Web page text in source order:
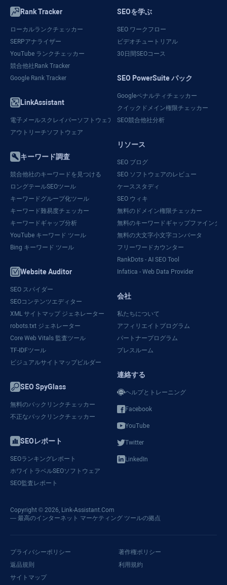
Rank Tracker
ローカルランクチェッカー
SERPアナライザー
YouTube ランクチェッカー
競合他社Rank Tracker
Google Rank Tracker
LinkAssistant
電子メールスクレイパーソフトウェア
アウトリーチソフトウェア
キーワード調査
競合他社のキーワードを見つける
ロングテールSEOツール
キーワードグループ化ツール
キーワード難易度チェッカー
キーワードギャップ分析
YouTube キーワード ツール
Bing キーワード ツール
Website Auditor
SEO スパイダー
SEOコンテンツエディター
XML サイトマップ ジェネレーター
robots.txt ジェネレーター
Core Web Vitals 監査ツール
TF-IDFツール
ビジュアルサイトマップビルダー
SEO SpyGlass
無料のバックリンクチェッカー
不正なバックリンクチェッカー
SEOレポート
SEOランキングレポート
ホワイトラベルSEOソフトウェア
SEO監査レポート
SEOを学ぶ
SEO ワークフロー
ビデオチュートリアル
30日間SEOコース
SEO PowerSuite パック
Googleペナルティチェッカー
クイックドメイン権限チェッカー
SEO競合他社分析
リソース
SEO ブログ
SEO ソフトウェアのレビュー
ケーススタディ
SEO ウィキ
無料のドメイン権限チェッカー
無料のキーワードギャップファインダー
無料の大文字小文字コンバータ
フリーワードカウンター
RankDots - AI SEO Tool
Infatica - Web Data Provider
会社
私たちについて
アフィリエイトプログラム
パートナープログラム
プレスルーム
連絡する
ヘルプとトレーニング
Facebook
YouTube
Twitter
LinkedIn
Copyright © 2026, Link-Assistant.Com
— 最高のインターネット マーケティング ツールの拠点
プライバシーポリシー
著作権ポリシー
返品規則
利用規約
サイトマップ